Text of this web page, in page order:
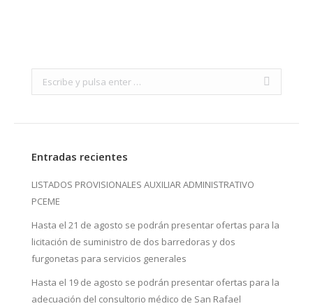
Search:
Entradas recientes
LISTADOS PROVISIONALES AUXILIAR ADMINISTRATIVO
PCEME
Hasta el 21 de agosto se podrán presentar ofertas para la
licitación de suministro de dos barredoras y dos
furgonetas para servicios generales
Hasta el 19 de agosto se podrán presentar ofertas para la
adecuación del consultorio médico de San Rafael